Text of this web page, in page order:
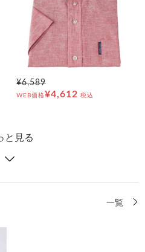
¥6,589
WEB価格¥4,612 税込
と見る
一覧